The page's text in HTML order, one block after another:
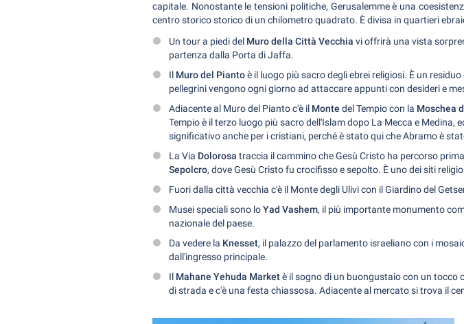
capitale. Nonostante le tensioni politiche, Gerusalemme è una
centro storico storico di un chilometro quadrato. È divisa in quartieri
Un tour a piedi del Muro della Città Vecchia vi offrirà una vista
partenza dalla Porta di Jaffa.
Il Muro del Piantoè il luogo più sacro degli ebrei religiosi. È un
pellegrini vengono ogni giorno ad attaccare appunti con desideri e
Adiacente al Muro del Pianto c'è il Monte del Tempio con la Moschea
Tempio è il terzo luogo più sacro dell'Islam dopo La Mecca e Medina,
significativo anche per i cristiani, perché è stato qui che Abramo è
La Via Dolorosa traccia il cammino che Gesù Cristo ha percorso
Sepolcro, dove Gesù Cristo fu crocifisso e sepolto. È uno dei siti
Fuori dalla città vecchia c'è il Monte degli Ulivi con il Giardino del
Musei speciali sono loYad Vashem, il più importante monumento
nazionale del paese.
Da vedere la Knesset, il palazzo del parlamento israeliano con i
dall'ingresso principale.
Il Mahane Yehuda Marketè il sogno di un buongustaio con un tocco
di strada e c'è una festa chiassosa. Adiacente al mercato si trova il